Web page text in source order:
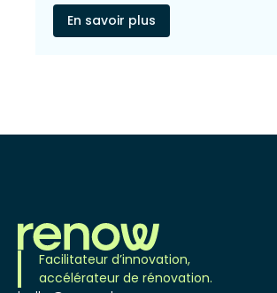
En savoir plus
Facilitateur d’innovation,
accélérateur de rénovation.